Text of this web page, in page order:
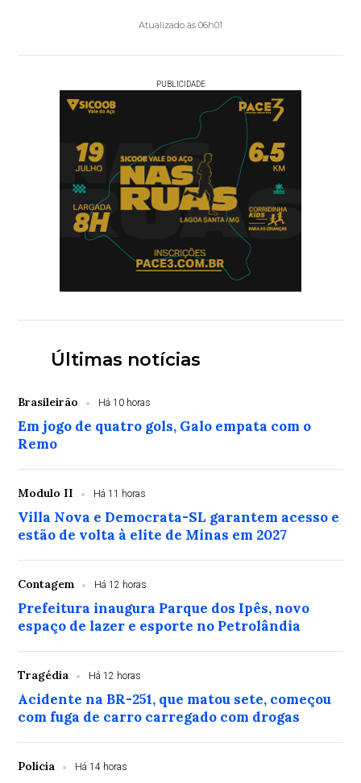
Atualizado às 06h01
PUBLICIDADE
Últimas notícias
Brasileirão Há 10 horas
Em jogo de quatro gols, Galo empata com o
Remo
Modulo II Há 11 horas
Villa Nova e Democrata-SL garantem acesso e
estão de volta à elite de Minas em 2027
Contagem Há 12 horas
Prefeitura inaugura Parque dos Ipês, novo
espaço de lazer e esporte no Petrolândia
Tragédia Há 12 horas
Acidente na BR-251, que matou sete, começou
com fuga de carro carregado com drogas
Polícia Há 14 horas